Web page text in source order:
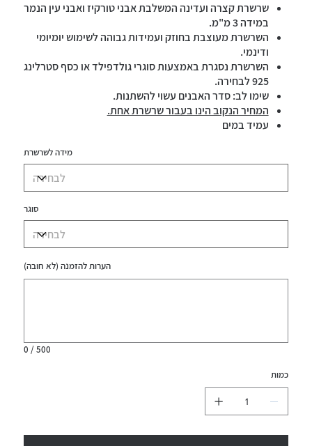
שרשרת קצרה ועדינה המשלבת אבני טורקיז ואבני עין הנמר
במידה 3 מ"מ.
השרשרת מעוצבת בחוזק ועמידות גבוהה לשימוש יומיומי
ודינמי.
השרשרת נסגרת באמצעות סוגרי גולדפילד או כסף סטרלינג
925 לבחירה.
שימו לב: סדר האבנים עשוי להשתנות.
המחיר הנקוב הינו בעבור שרשרת אחת.
עמיד במים
מידה לשרשרת
סוגר
הערות להזמנה (לא חובה)
0 / 500
כמות